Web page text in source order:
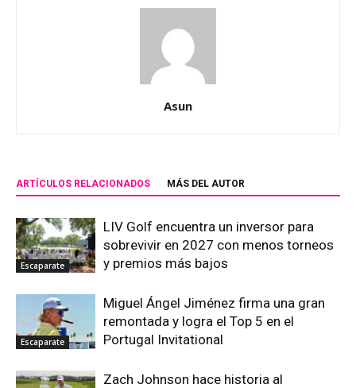
Asun
ARTÍCULOS RELACIONADOS MÁS DEL AUTOR
Escaparate
LIV Golf encuentra un inversor para
sobrevivir en 2027 con menos torneos
y premios más bajos
Escaparate
Miguel Ángel Jiménez firma una gran
remontada y logra el Top 5 en el
Portugal Invitational
Zach Johnson hace historia al